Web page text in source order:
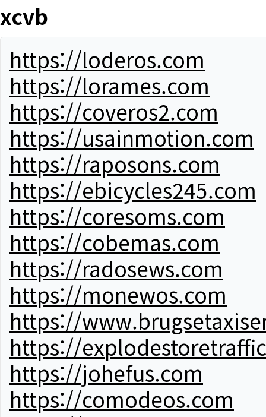
xcvb
https://loderos.com
https://lorames.com
https://coveros2.com
https://usainmotion.com
https://raposons.com
https://ebicycles245.com
https://coresoms.com
https://cobemas.com
https://radosews.com
https://monewos.com
https://
https://
https://johefus.com
https://comodeos.com